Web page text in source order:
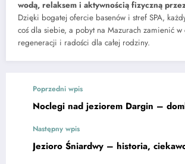
wodą, relaksem i aktywnością fizyczną
Dzięki bogatej ofercie basenów i stref SPA,
coś dla siebie, a pobyt na Mazurach zamienić w
regeneracji i radości dla całej rodziny.
Poprzedni wpis
Noclegi nad jeziorem Dargin –
Następny wpis
Jezioro Śniardwy – historia,